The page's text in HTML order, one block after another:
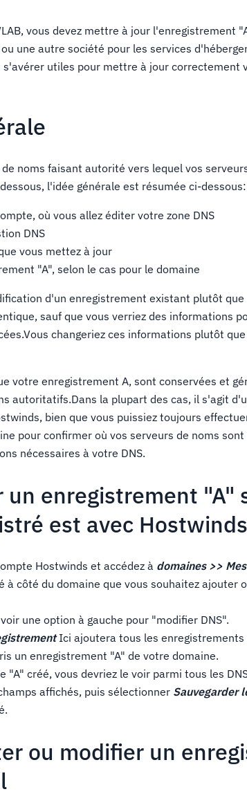
vous devez mettre à jour l'enregistrement
une autre société pour les services
utiles pour mettre à jour correctement
noms faisant autorité vers lequel vos
l'idée générale est résumée ci-dessous:
où vous allez éditer votre zone DNS
DNS
vous mettez à jour
"A", selon le cas pour le domaine
d'un enregistrement existant plutôt
sauf que vous verriez des informations
changeriez ces informations plutôt
votre enregistrement A, sont conservées et
autoritatifs.Dans la plupart des cas, il s'agit
bien que vous puissiez toujours
pour confirmer où vos serveurs de noms
nécessaires à votre DNS.
un enregistrement "A"
est avec Hostwinds
Hostwinds et accédez à domaines >>
à côté du domaine que vous souhaitez ajouter
une option à gauche pour "modifier DNS".
Ici ajoutera tous les enregistrements
un enregistrement "A" de votre domaine.
"A" créé, vous devriez le voir parmi tous les
affichés, puis sélectionner Sauvegarder
ou modifier un